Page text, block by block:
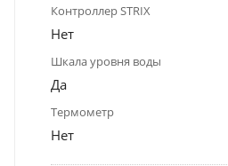
Контроллер STRIX
Нет
Шкала уровня воды
Да
Термометр
Нет